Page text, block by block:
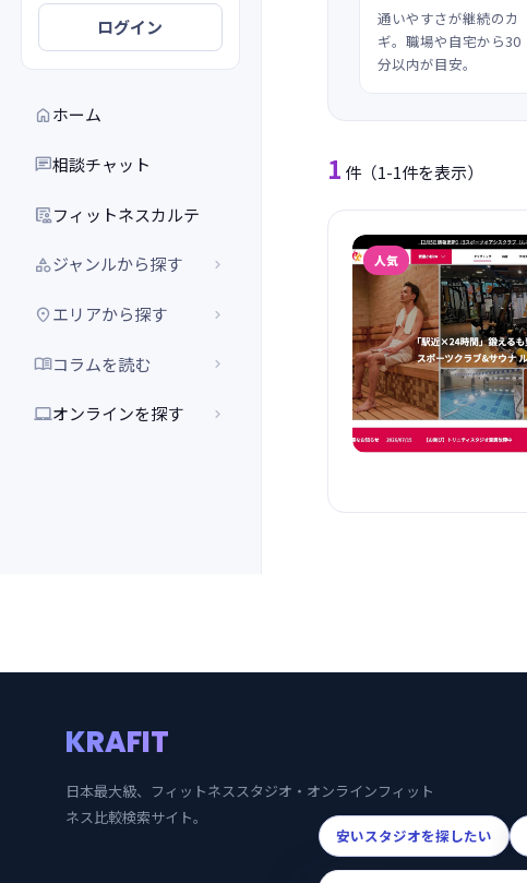
ログイン
ホーム
相談チャット
フィットネスカルテ
ジャンルから探す 
エリアから探す 
コラムを読む 
オンラインを探す 
通いやすさが継続のカ
ギ。職場や自宅から30
分以内が目安。
1 件（1-1件を表示）
人気
KRAFIT
日本最大級、フィットネススタジオ・オンラインフィット
ネス比較検索サイト。
安いスタジオを探したい